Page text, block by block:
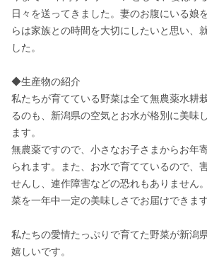
日々を送ってきました。妻のお腹にいる娘
らは家族との時間を大切にしたいと思い、
した。
◆生産物の紹介
私たちが育てている野菜は全て無農薬水耕
るのも、新潟県の空気とお水が格別に美味
ます。
無農薬ですので、小さなお子さまからお年
られます。また、お水で育てているので、
せんし、連作障害などの恐れもありません
菜を一年中一定の美味しさでお届けできます
私たちの愛情たっぷりで育てた野菜が新潟
嬉しいです。